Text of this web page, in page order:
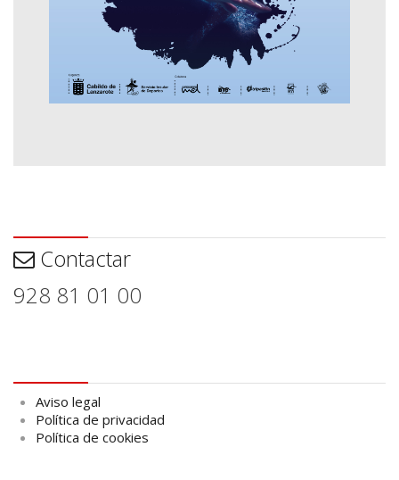
Contactar
928 81 01 00
Aviso legal
Política de privacidad
Política de cookies